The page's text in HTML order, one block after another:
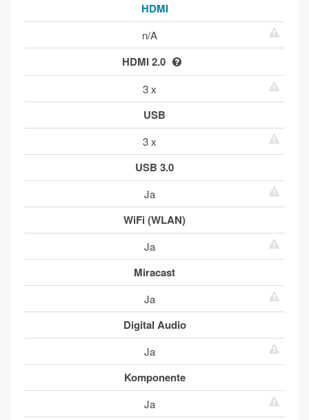
HDMI
n/A
HDMI 2.0
3 x
USB
3 x
USB 3.0
Ja
WiFi (WLAN)
Ja
Miracast
Ja
Digital Audio
Ja
Komponente
Ja